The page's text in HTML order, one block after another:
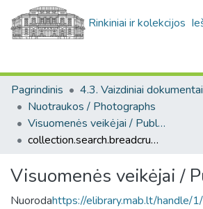
Rinkiniai ir kolekcijos
Pagrindinis
Nuotraukos / Photographs
Visuomenės veikėjai / Public figures
collection.search.breadcrumbs
Visuomenės veikėjai /
Nuorodahttps://elibrary.mab.lt/handle/